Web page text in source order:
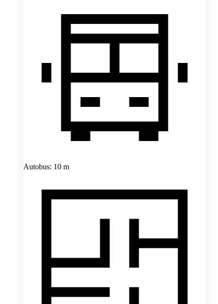
Autobus: 10 m